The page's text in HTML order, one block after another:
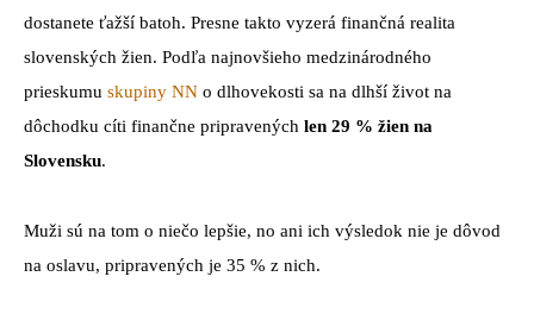
dostanete ťažší batoh. Presne takto vyzerá finančná realita
slovenských žien. Podľa najnovšieho medzinárodného
prieskumu skupiny NN o dlhovekosti sa na dlhší život na
dôchodku cíti finančne pripravených len 29 % žien na
Slovensku.
Muži sú na tom o niečo lepšie, no ani ich výsledok nie je dôvod
na oslavu, pripravených je 35 % z nich.